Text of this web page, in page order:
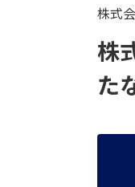
株式
株
た